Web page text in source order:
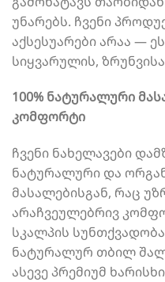
უნარებს. ჩვენი
აქსესუარები არაა —
სიყვარულის,
100% ნატურალური
კომფორტი
ჩვენი ნახელავები
ნატურალური და
მასალებისგან, რაც
არაჩვეულებრივ
სკალპის
ნატურალურ თბილ
ასევე პრემიუმ